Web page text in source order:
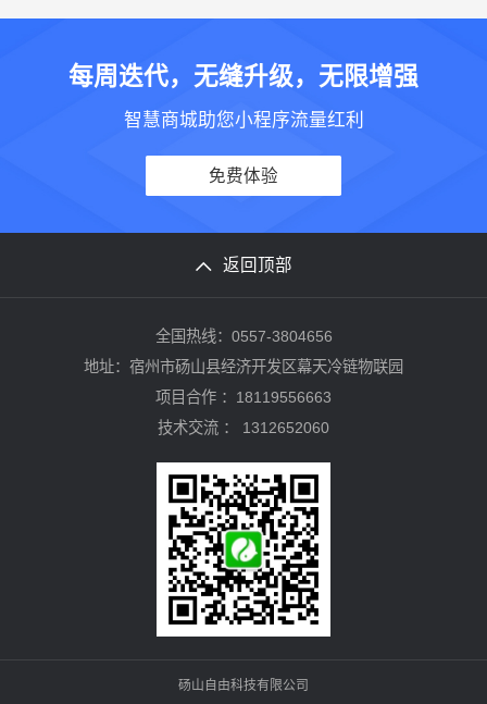
每周迭代，无缝升级，无限增强
智慧商城助您小程序流量红利
免费体验
返回顶部
全国热线：0557-3804656
地址：宿州市砀山县经济开发区幕天冷链物联园
项目合作 ：18119556663
技术交流 ： 1312652060
砀山自由科技有限公司